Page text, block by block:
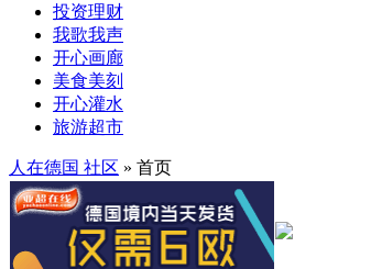
投资理财
我歌我声
开心画廊
美食美刻
开心灌水
旅游超市
人在德国 社区 » 首页